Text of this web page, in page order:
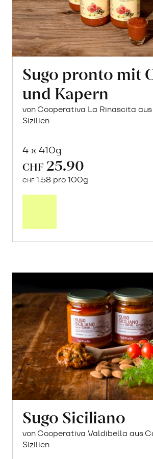
Sugo pronto mit
und Kapern
von Cooperativa La Rinascita
Sizilien
4 x 410g
CHF 25.90
CHF 1.58 pro 100g
Sugo Siciliano
von Cooperativa Valdibella aus
Sizilien